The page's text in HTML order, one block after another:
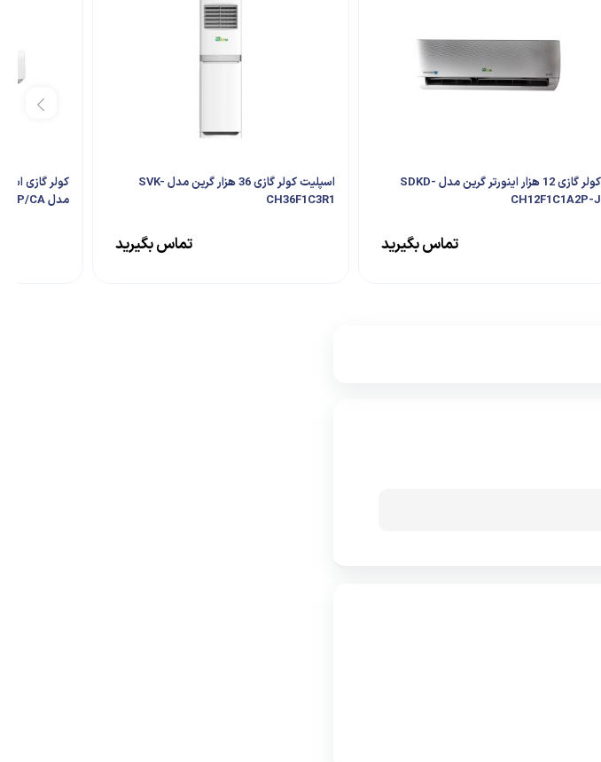
کولر گازی 12 هزار اینورتر گرین مدل SDKD-
CH12F1C1A2P-J
تماس بگیرید
اسپلیت کولر گازی 36 هزار گرین مدل SVK-
CH36F1C3R1
تماس بگیرید
مدل SDK-30F1C3A2P/CA